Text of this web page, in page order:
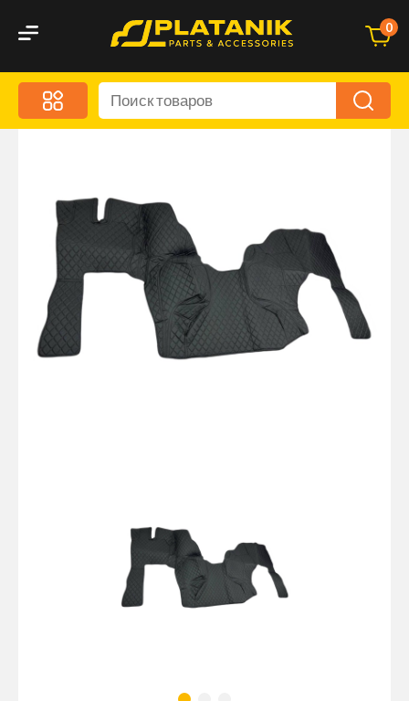
0
Меню
Акционные предложения
Автохимия и уход
Оптика и светотехника
Брызговики
Запчасти кузова и зеркала
Малый коммерческий транспорт
Автономное отопление и
кондиционировани
Стяжные ремни и тросы